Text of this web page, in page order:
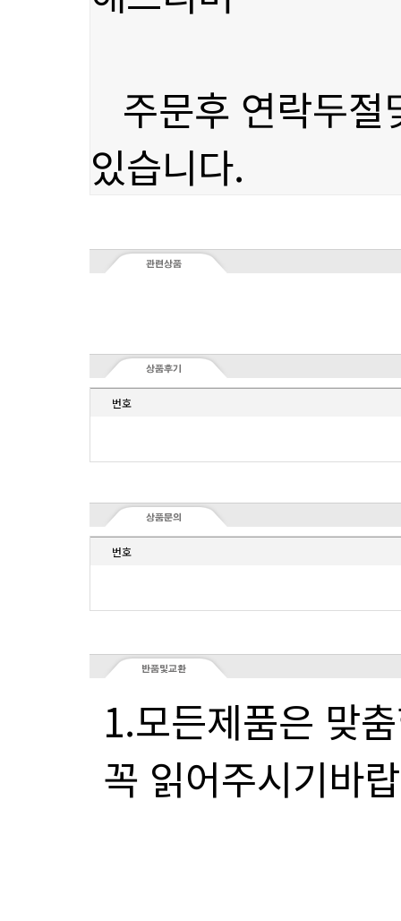
있습니다.
번호
번호
꼭 읽어주시기바